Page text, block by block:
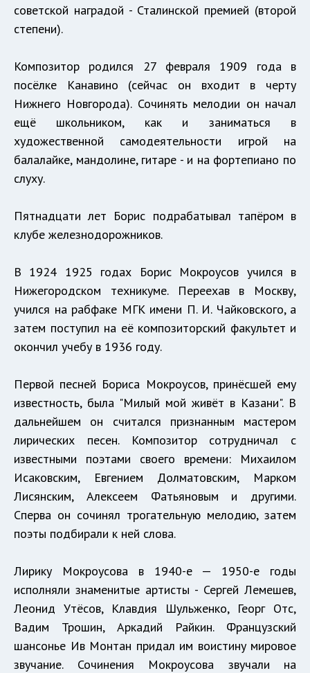
советской наградой - Сталинской премией (второй
степени).
Композитор родился 27 февраля 1909 года в
посёлке Канавино (сейчас он входит в черту
Нижнего Новгорода). Сочинять мелодии он начал
ещё школьником, как и заниматься в
художественной самодеятельности игрой на
балалайке, мандолине, гитаре - и на фортепиано по
слуху.
Пятнадцати лет Борис подрабатывал тапёром в
клубе железнодорожников.
В 1924 1925 годах Борис Мокроусов учился в
Нижегородском техникуме. Переехав в Москву,
учился на рабфаке МГК имени П. И. Чайковского, а
затем поступил на её композиторский факультет и
окончил учебу в 1936 году.
Первой песней Бориса Мокроусов, принёсшей ему
известность, была "Милый мой живёт в Казани". В
дальнейшем он считался признанным мастером
лирических песен. Композитор сотрудничал с
известными поэтами своего времени: Михаилом
Исаковским, Евгением Долматовским, Марком
Лисянским, Алексеем Фатьяновым и другими.
Сперва он сочинял трогательную мелодию, затем
поэты подбирали к ней слова.
Лирику Мокроусова в 1940-е — 1950-е годы
исполняли знаменитые артисты - Сергей Лемешев,
Леонид Утёсов, Клавдия Шульженко, Георг Отс,
Вадим Трошин, Аркадий Райкин. Французский
шансонье Ив Монтан придал им воистину мировое
звучание. Сочинения Мокроусова звучали на